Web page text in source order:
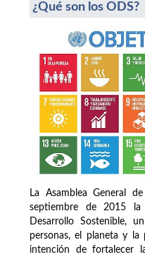
¿Qué son los ODS?
La Asamblea General
septiembre de 2015 la
Desarrollo Sostenible,
personas, el planeta y la
intención de fortalecer